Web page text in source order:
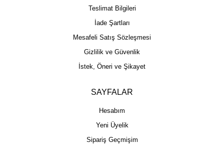
Teslimat Bilgileri
İade Şartları
Mesafeli Satış Sözleşmesi
Gizlilik ve Güvenlik
İstek, Öneri ve Şikayet
SAYFALAR
Hesabım
Yeni Üyelik
Sipariş Geçmişim